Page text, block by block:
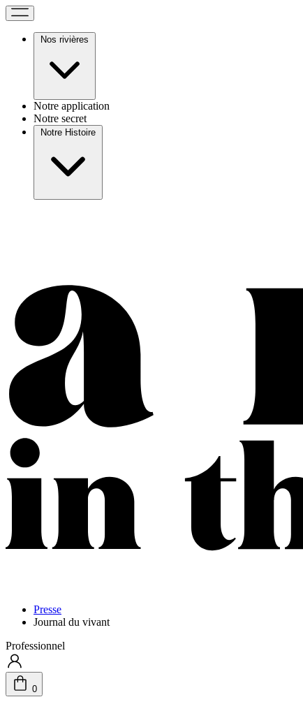
Nos rivières
Notre application
Notre secret
Notre Histoire
Presse
Journal du vivant
Professionnel
0